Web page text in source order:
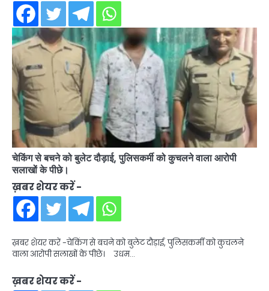
चेकिंग से बचने को बुलेट दौड़ाई, पुलिसकर्मी को कुचलने वाला आरोपी
सलाखों के पीछे।
ख़बर शेयर करें -
ख़बर शेयर करें -चेकिंग से बचने को बुलेट दौड़ाई, पुलिसकर्मी को कुचलने
वाला आरोपी सलाखों के पीछे। उधम…
ख़बर शेयर करें -